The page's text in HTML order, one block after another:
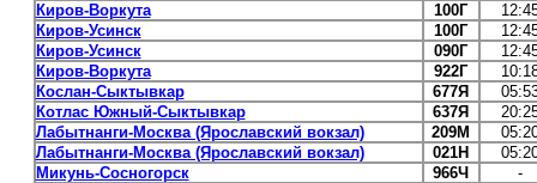
Киров-Воркута
100Г
Киров-Усинск
100Г
Киров-Усинск
090Г
Киров-Воркута
922Г
Кослан-Сыктывкар
677Я
Котлас Южный-Сыктывкар
637Я
Лабытнанги-Москва (Ярославский вокзал)
209М
Лабытнанги-Москва (Ярославский вокзал)
021Н
Микунь-Сосногорск
966Ч
-